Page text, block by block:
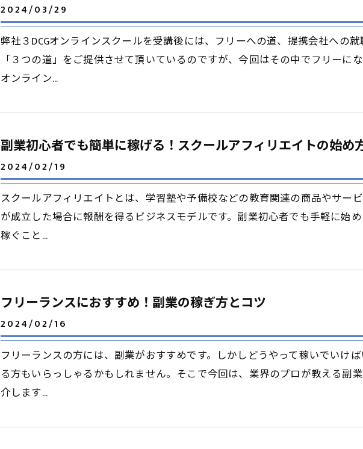
2024/03/29
弊社３DCGオンラインスクールを受講後には、フリーへの道、提携会社への
「３つの道」をご提供させて頂いているのですが、今回はその中でフリーに
オンライン…
副業初心者でも簡単に稼げる！スクールアフィリエイトの始め
2024/02/19
スクールアフィリエイトとは、学習塾や予備校などの教育関連の商品やサー
が成立した場合に報酬を得るビジネスモデルです。副業初心者でも手軽に始
稼ぐこと…
フリーランスにおすすめ！副業の稼ぎ方とコツ
2024/02/16
フリーランスの方には、副業がおすすめです。しかしどうやって稼いでいけ
る方もいらっしゃるかもしれません。そこで今回は、業界のプロが教える副
介します…